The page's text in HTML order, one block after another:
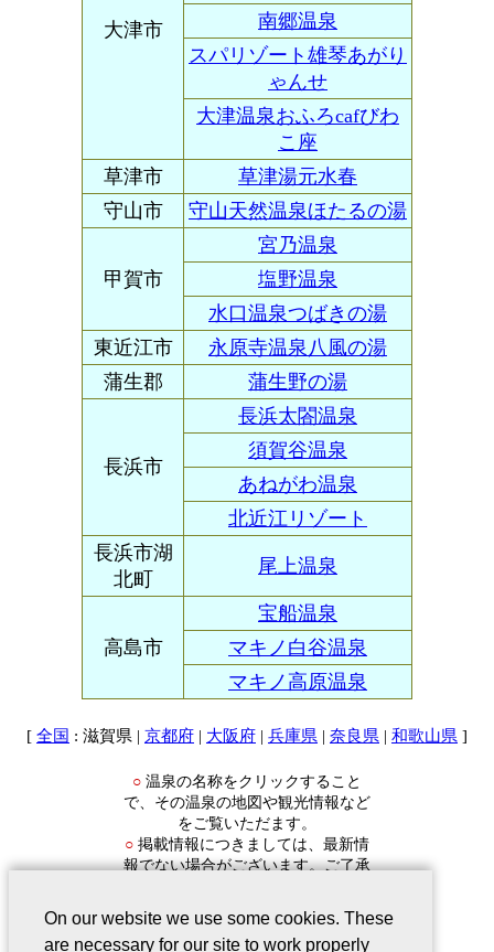
大津市
南郷温泉
スパリゾート雄琴あがり
ゃんせ
大津温泉おふろcafびわ
こ座
草津市
草津湯元水春
守山市
守山天然温泉ほたるの湯
甲賀市
宮乃温泉
塩野温泉
水口温泉つばきの湯
東近江市
永原寺温泉八風の湯
蒲生郡
蒲生野の湯
長浜市
長浜太閤温泉
須賀谷温泉
あねがわ温泉
北近江リゾート
長浜市湖
北町
尾上温泉
高島市
宝船温泉
マキノ白谷温泉
マキノ高原温泉
[ 全国 : 滋賀県 | 京都府 | 大阪府 | 兵庫県 | 奈良県 | 和歌山県 ]
○ 温泉の名称をクリックすること
で、その温泉の地図や観光情報など
をご覧いただます。
○ 掲載情報につきましては、最新情
報でない場合がございます。ご了承
On our website we use some cookies. These
are necessary for our site to work properly